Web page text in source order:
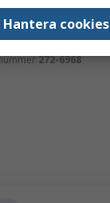
Nivåsensor, Kabel
ATEX Ex ia
272-6968
Hantera cookies